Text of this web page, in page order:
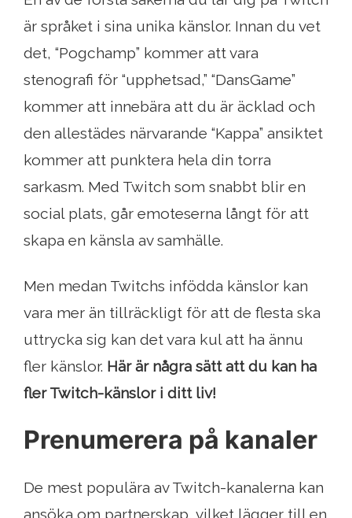
är språket i sina unika känslor. Innan du vet
det, “Pogchamp” kommer att vara
stenografi för “upphetsad,” “DansGame”
kommer att innebära att du är äcklad och
den allestädes närvarande “Kappa” ansiktet
kommer att punktera hela din torra
sarkasm. Med Twitch som snabbt blir en
social plats, går emoteserna långt för att
skapa en känsla av samhälle.
Men medan Twitchs infödda känslor kan
vara mer än tillräckligt för att de flesta ska
uttrycka sig kan det vara kul att ha ännu
fler känslor. Här är några sätt att du kan ha
fler Twitch-känslor i ditt liv!
Prenumerera på kanaler
De mest populära av Twitch-kanalerna kan
ansöka om partnerskap, vilket lägger till en